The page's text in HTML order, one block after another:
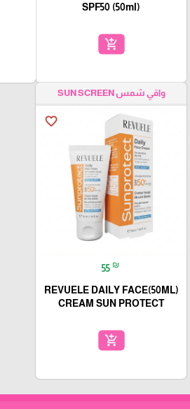
SPF50 (50ml)
add_shopping_cart
واقي شمس SUN SCREEN
favorite_border
55 ₪
(50ML)REVUELE DAILY FACE
CREAM SUN PROTECT
add_shopping_cart